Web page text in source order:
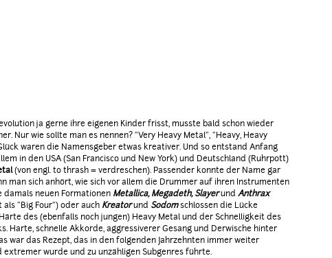
ja gerne ihre eigenen Kinder frisst, musste bald schon wieder
Nur wie sollte man es nennen? "Very Heavy Metal", "Heavy, Heavy
waren die Namensgeber etwas kreativer. Und so entstand Anfang
in den USA (San Francisco und New York) und Deutschland (Ruhrpott)
(von engl. to thrash = verdreschen). Passender konnte der Name gar
man sich anhört, wie sich vor allem die Drummer auf ihren Instrumenten
damals neuen Formationen Metallica, Megadeth, Slayerund Anthrax
"Big Four") oder auch Kreatorund Sodomschlossen die Lücke
des (ebenfalls noch jungen) Heavy Metal und der Schnelligkeit des
Harte, schnelle Akkorde, aggressiverer Gesang und Derwische hinter
war das Rezept, das in den folgenden Jahrzehnten immer weiter
wurde und zu unzähligen Subgenres führte.